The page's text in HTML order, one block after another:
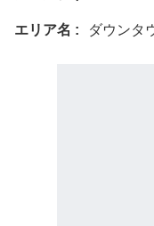
エリア名 ダウンタ